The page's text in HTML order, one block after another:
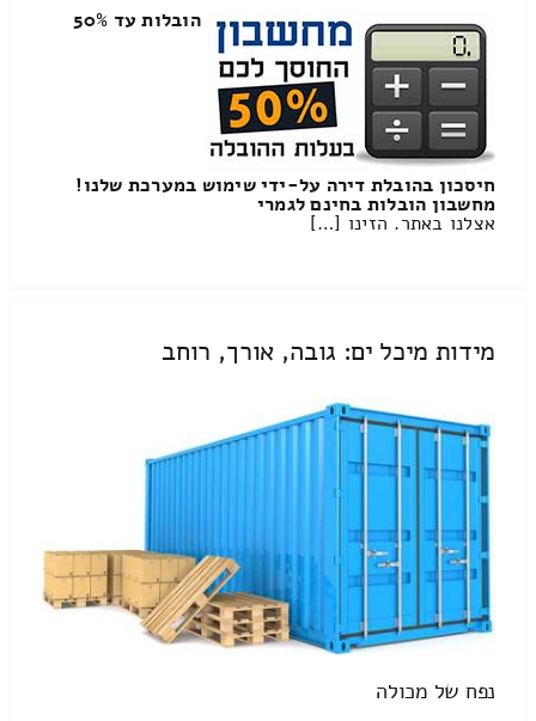
הובלות עד 50%
חיסכון בהובלת דירה על-ידי שימוש במערכת שלנו!
מחשבון הובלות בחינם לגמרי
אצלנו באתר. הזינו […]
מידות מיכל ים: גובה, אורך, רוחב
נפח של מכולה